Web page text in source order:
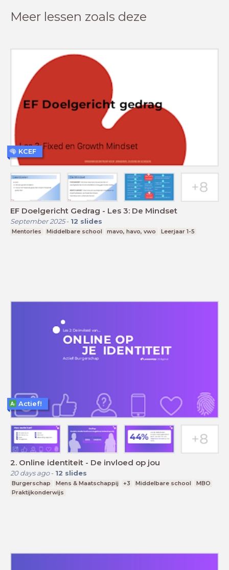
Meer lessen zoals deze
EF Doelgericht Gedrag - Les 3: De Mindset
September 2025- 12 slides
Mentorles Middelbare school mavo, havo, vwo Leerjaar 1-5
KCEF
2. Online identiteit - De invloed op jou
20 days ago- 12 slides
Burgerschap Mens & Maatschappij +3 Middelbare school
MBO
Praktijkonderwijs
Actief!